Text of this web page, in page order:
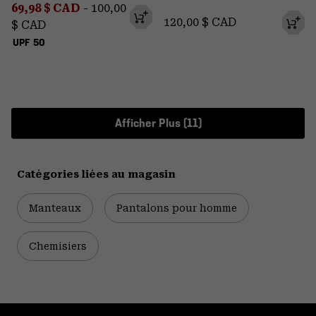
UPF 50
Minimum sale price:
69,98 $ CAD - Maximum price:
100,00
$ CAD
Regular price:
120,00 $ CAD
Afficher Plus (11)
Catégories liées au magasin
Manteaux Pantalons pour homme
Chemisiers